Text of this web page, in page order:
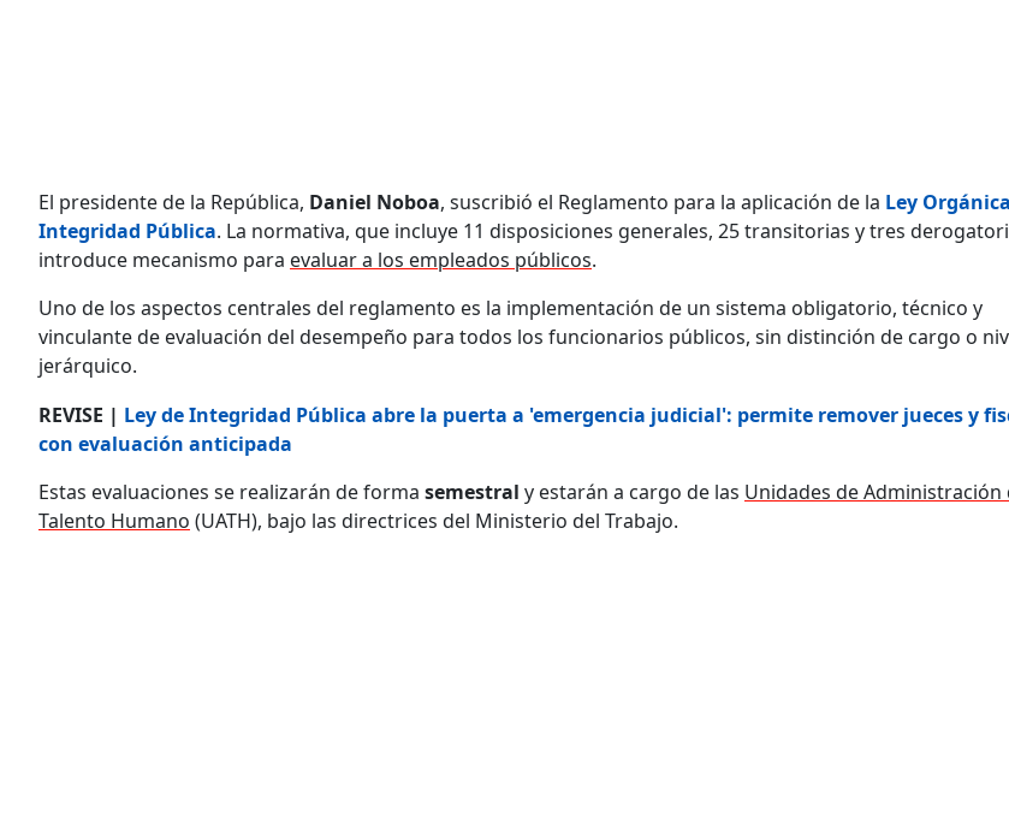
El presidente de la República, Daniel Noboa, suscribió el Reglamento para la aplicación de la Ley
Integridad Pública. La normativa, que incluye 11 disposiciones generales, 25 transitorias y tres
introduce mecanismo para evaluara los empleados públicos.
Uno de los aspectos centrales del reglamento es la implementación de un sistema obligatorio, técnico y
vinculante de evaluación del desempeño para todos los funcionarios públicos, sin distinción de cargo o
jerárquico.
REVISE | Ley de Integridad Pública abre la puerta a 'emergencia judicial': permite remover jueces y
con evaluación anticipada
Estas evaluaciones se realizarán de forma semestral y estarán a cargo de las Unidades de Administración
Talento Humano (UATH), bajo las directrices del Ministerio del Trabajo.